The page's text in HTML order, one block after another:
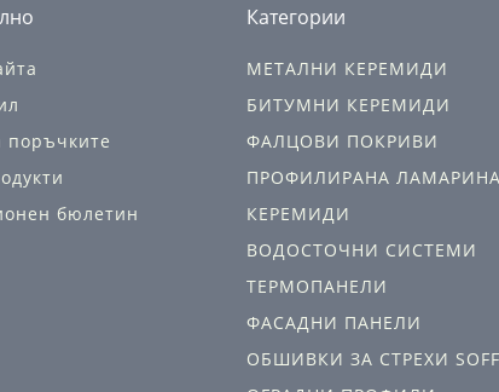
поръчките
бюлетин
Категории
МЕТАЛНИ КЕРЕМИДИ
БИТУМНИ КЕРЕМИДИ
ФАЛЦОВИ ПОКРИВИ
ПРОФИЛИРАНА
КЕРЕМИДИ
ВОДОСТОЧНИ СИСТЕМИ
ТЕРМОПАНЕЛИ
ФАСАДНИ ПАНЕЛИ
ОБШИВКИ ЗА СТРЕХИ